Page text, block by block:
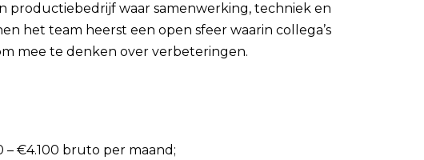
productiebedrijf waar samenwerking, techniek en
het team heerst een open sfeer waarin collega’s
mee te denken over verbeteringen.
– €4.100 bruto per maand;